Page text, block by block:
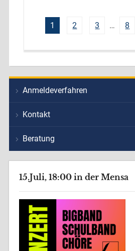
1 2 3 … 8
Anmeldeverfahren
Kontakt
Beratung
15.Juli, 18:00 in der Mensa